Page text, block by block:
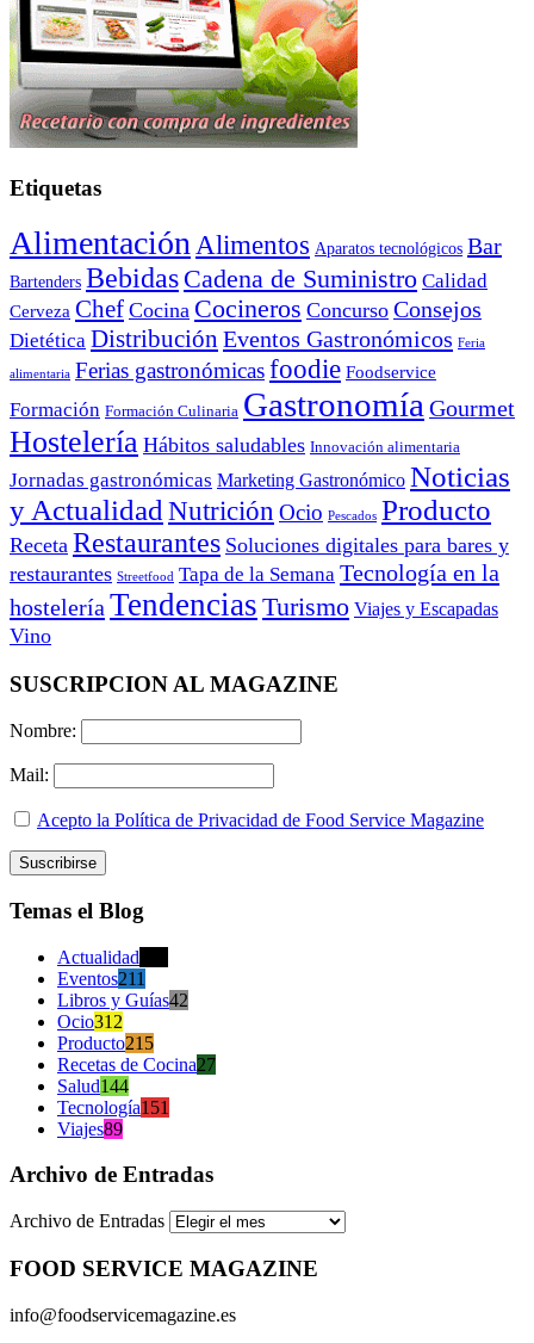
Etiquetas
Alimentación Alimentos Aparatos tecnológicos Bar
Bartenders Bebidas Cadena de Suministro Calidad
Cerveza Chef Cocina Cocineros Concurso Consejos
Dietética Distribución Eventos Gastronómicos Feria
alimentaria Ferias gastronómicasfoodie Foodservice
Formación Formación Culinaria Gastronomía Gourmet
Hostelería Hábitos saludables Innovación alimentaria
Jornadas gastronómicas Marketing Gastronómico Noticias
y Actualidad Nutrición Ocio Pescados Producto
Receta Restaurantes Soluciones digitales para bares y
restaurantes Streetfood Tapa de la Semana Tecnología en la
hostelería Tendencias Turismo Viajes y Escapadas
Vino
SUSCRIPCION AL MAGAZINE
Nombre:
Mail:
Acepto la Política de Privacidad de Food Service Magazine
Temas el Blog
Actualidad
Eventos211
Libros y Guías42
Ocio312
Producto215
Recetas de Cocina27
Salud144
Tecnología151
Viajes89
Archivo de Entradas
Archivo de Entradas
FOOD SERVICE MAGAZINE
info@foodservicemagazine.es